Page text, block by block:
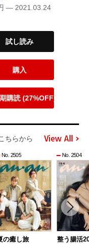
— 2021.03.24
試し読み
購入
購読 (27%OFF)
ちらから View All
No. 2505
の癒し旅
No. 2504
整う腸活